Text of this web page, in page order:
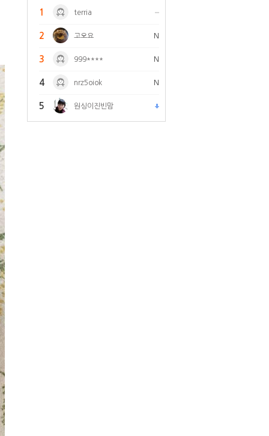
1 terria
2 고오요 N
3 999**** N
4 nrz5oiok N
5 원싱이진빈맘